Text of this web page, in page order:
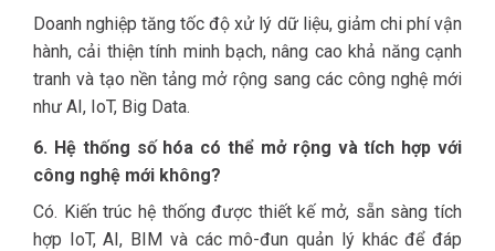
Doanh nghiệp tăng tốc độ xử lý dữ liệu, giảm chi phí vận
hành, cải thiện tính minh bạch, nâng cao khả năng cạnh
tranh và tạo nền tảng mở rộng sang các công nghệ mới
như AI, IoT, Big Data.
6. Hệ thống số hóa có thể mở rộng và tích hợp với
công nghệ mới không?
Có. Kiến trúc hệ thống được thiết kế mở, sẵn sàng tích
hợp IoT, AI, BIM và các mô-đun quản lý khác để đáp